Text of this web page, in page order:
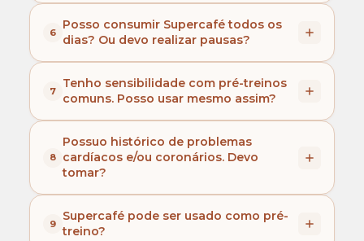
e funcionalidade desejada.
Sim. Mas também recomendamos consumi-lo
com diluição em água.
6
Posso consumir Supercafé todos os
dias? Ou devo realizar pausas?
O Supercafé é um suplemento alimentar e não
tem nenhuma relação com medicamentos, não
é necessário realizar pausas no consumo,
podendo ser de uso diário e contínuo para
manutenção da saúde.
7
Tenho sensibilidade com pré-treinos
comuns. Posso usar mesmo assim?
Recomendamos que converse com seu
médico ou nutricionista.
8
Possuo histórico de problemas
cardíacos e/ou coronários. Devo
tomar?
Neste caso, devido às propriedades
estimulantes do produto, não recomendamos
9
Supercafé pode ser usado como pré-
treino?